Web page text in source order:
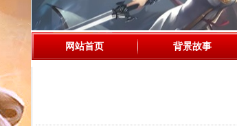
网站首页 背景故事